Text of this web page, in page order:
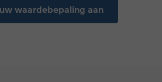
waardebepaling aan